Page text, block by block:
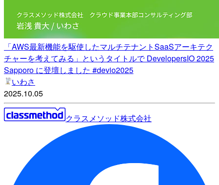
「AWS最新機能を駆使したマルチテナントSaaSアーキテク
チャーを考えてみる」というタイトルで DevelopersIO 2025
Sapporo に登壇しました #devio2025
いわさ
2025.10.05
クラスメソッド株式会社